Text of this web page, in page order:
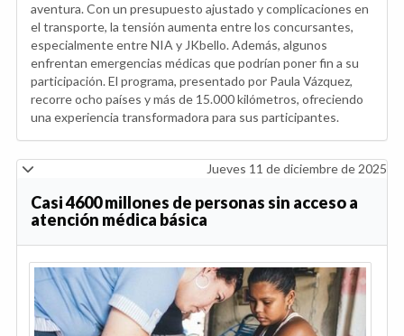
aventura. Con un presupuesto ajustado y complicaciones en
el transporte, la tensión aumenta entre los concursantes,
especialmente entre NIA y JKbello. Además, algunos
enfrentan emergencias médicas que podrían poner fin a su
participación. El programa, presentado por Paula Vázquez,
recorre ocho países y más de 15.000 kilómetros, ofreciendo
una experiencia transformadora para sus participantes.
Jueves 11 de diciembre de 2025
Casi 4600 millones de personas sin acceso a
atención médica básica